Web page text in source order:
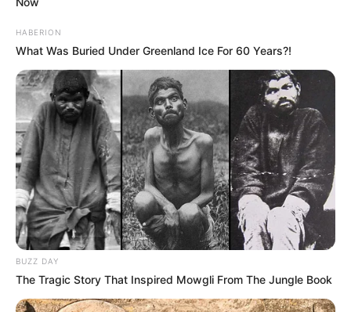
HABERION
What Was Buried Under Greenland Ice For 60 Years?!
BUZZ DAY
The Tragic Story That Inspired Mowgli From The Jungle Book